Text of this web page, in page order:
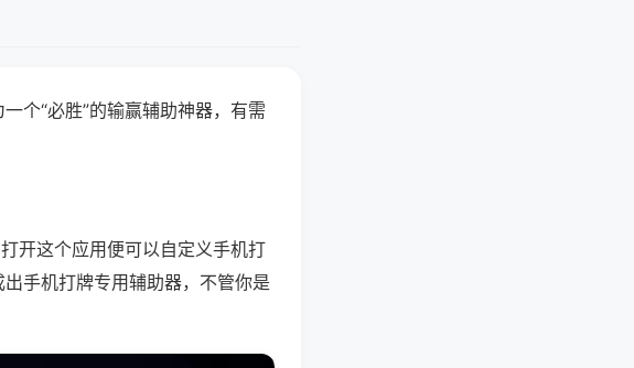
个“必胜”的输赢辅助神器，有需
开这个应用便可以自定义手机打
手机打牌专用辅助器，不管你是